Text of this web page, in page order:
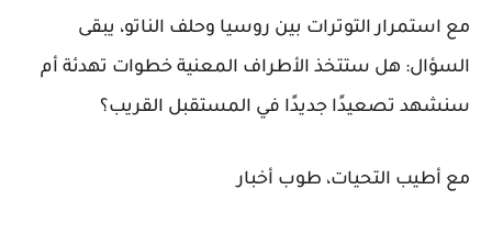
مع استمرار التوترات بين روسيا وحلف الناتو، يبقى
السؤال: هل ستتخذ الأطراف المعنية خطوات تهدئة أم
سنشهد تصعيدًا جديدًا في المستقبل القريب؟
مع أطيب التحيات، طوب أخبار